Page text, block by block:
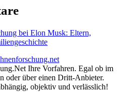
bei Elon Musk: Eltern,
Ihre Vorfahren. Egal ob im
oder über einen Dritt-Anbieter.
objektiv und verlässlich!